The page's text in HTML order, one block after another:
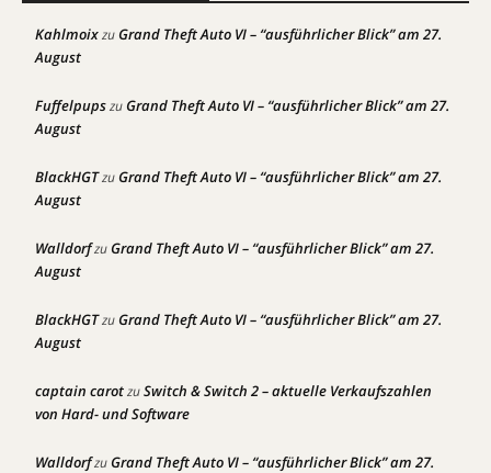
KahlmoixzuGrand Theft Auto VI – “ausführlicher Blick” am 27.
August
FuffelpupszuGrand Theft Auto VI – “ausführlicher Blick” am 27.
August
BlackHGTzuGrand Theft Auto VI – “ausführlicher Blick” am 27.
August
WalldorfzuGrand Theft Auto VI – “ausführlicher Blick” am 27.
August
BlackHGTzuGrand Theft Auto VI – “ausführlicher Blick” am 27.
August
captain carotzuSwitch & Switch 2 – aktuelle Verkaufszahlen
von Hard- und Software
WalldorfzuGrand Theft Auto VI – “ausführlicher Blick” am 27.